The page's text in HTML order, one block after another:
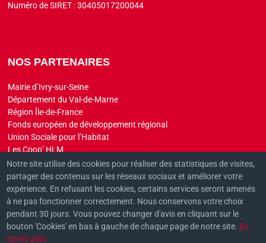
Numéro de SIRET : 30405017200044
NOS PARTENAIRES
Mairie d’Ivry-sur-Seine
Département du Val-de-Marne
Région Île-de-France
Fonds européen de développement régional
Union Sociale pour l’Habitat
Les Coop’ HLM
Aorif
Maintenance WordPress effectuée par HOB France
Notre site utilise des cookies pour réaliser des statistiques de visites,
partager des contenus sur les réseaux sociaux et améliorer votre
expérience. En refusant les cookies, certains services seront amenés
à ne pas fonctionner correctement. Nous conservons votre choix
pendant 30 jours. Vous pouvez changer d'avis en cliquant sur le
bouton 'Cookies' en bas à gauche de chaque page de notre site. En
savoir plus